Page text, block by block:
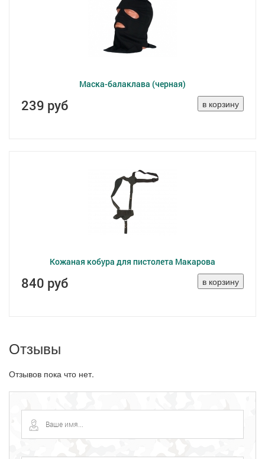
Маска-балаклава (черная)
239 руб
Кожаная кобура для пистолета Макарова
840 руб
Отзывы
Отзывов пока что нет.